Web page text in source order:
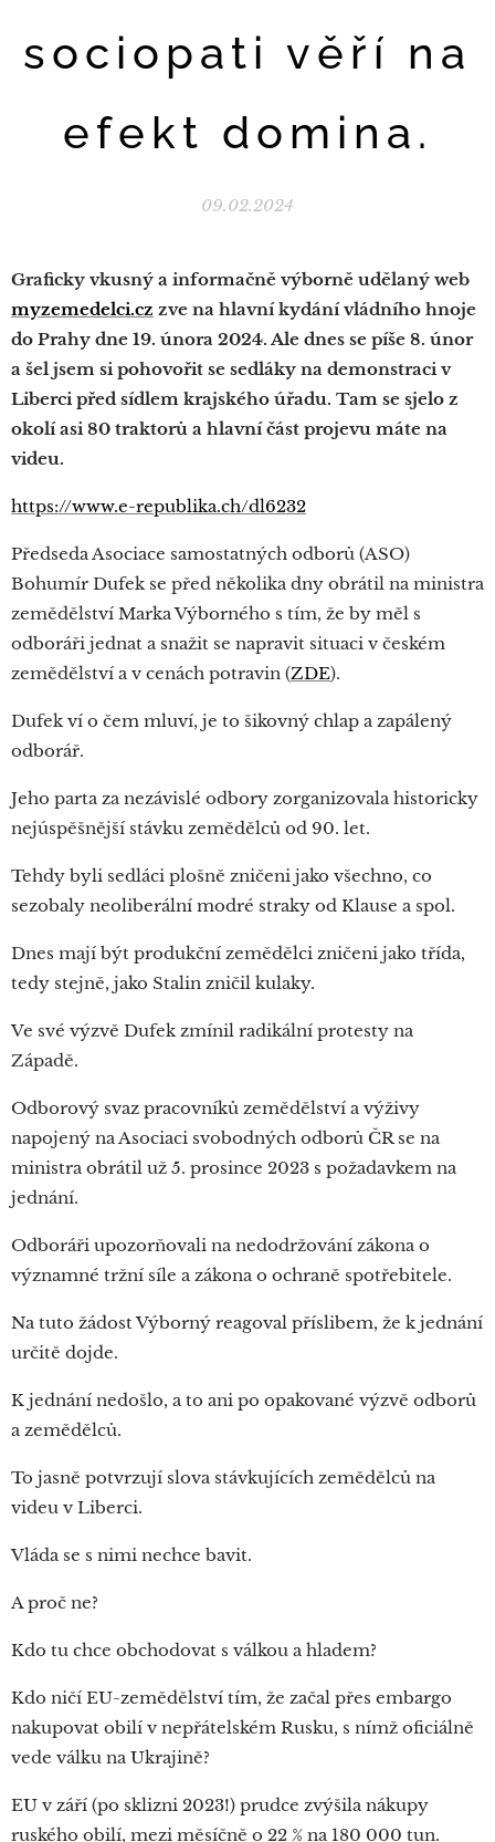
sociopati věří na
efekt domina.
09.02.2024
Graficky vkusný a informačně výborně udělaný web
myzemedelci.cz zve na hlavní kydání vládního hnoje
do Prahy dne 19. února 2024. Ale dnes se píše 8. únor
a šel jsem si pohovořit se sedláky na demonstraci v
Liberci před sídlem krajského úřadu. Tam se sjelo z
okolí asi 80 traktorů a hlavní část projevu máte na
videu.
https://www.e-republika.ch/dl6232
Předseda Asociace samostatných odborů (ASO)
Bohumír Dufek se před několika dny obrátil na ministra
zemědělství Marka Výborného s tím, že by měl s
odboráři jednat a snažit se napravit situaci v českém
zemědělství a v cenách potravin (ZDE).
Dufek ví o čem mluví, je to šikovný chlap a zapálený
odborář.
Jeho parta za nezávislé odbory zorganizovala historicky
nejúspěšnější stávku zemědělců od 90. let.
Tehdy byli sedláci plošně zničeni jako všechno, co
sezobaly neoliberální modré straky od Klause a spol.
Dnes mají být produkční zemědělci zničeni jako třída,
tedy stejně, jako Stalin zničil kulaky.
Ve své výzvě Dufek zmínil radikální protesty na
Západě.
Odborový svaz pracovníků zemědělství a výživy
napojený na Asociaci svobodných odborů ČR se na
ministra obrátil už 5. prosince 2023 s požadavkem na
jednání.
Odboráři upozorňovali na nedodržování zákona o
významné tržní síle a zákona o ochraně spotřebitele.
Na tuto žádost Výborný reagoval příslibem, že k jednání
určitě dojde.
K jednání nedošlo, a to ani po opakované výzvě odborů
a zemědělců.
To jasně potvrzují slova stávkujících zemědělců na
videu v Liberci.
Vláda se s nimi nechce bavit.
A proč ne?
Kdo tu chce obchodovat s válkou a hladem?
Kdo ničí EU-zemědělství tím, že začal přes embargo
nakupovat obilí v nepřátelském Rusku, s nímž oficiálně
vede válku na Ukrajině?
EU v září (po sklizni 2023!) prudce zvýšila nákupy
ruského obilí, mezi měsíčně o 22 % na 180 000 tun.